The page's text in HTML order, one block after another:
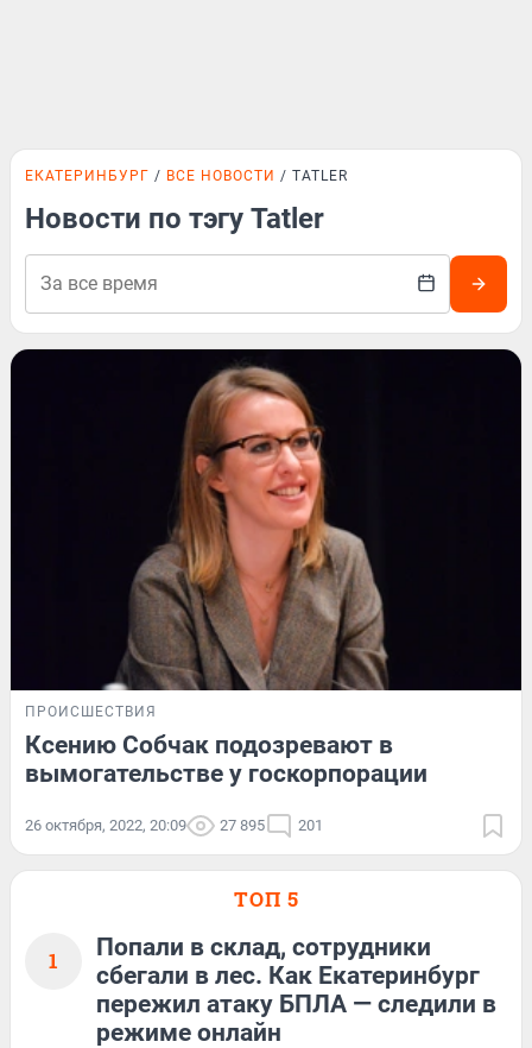
ЕКАТЕРИНБУРГ ВСЕ НОВОСТИ TATLER
Новости по тэгу Tatler
ПРОИСШЕСТВИЯ
Ксению Собчак подозревают в
вымогательстве у госкорпорации
26 октября, 2022, 20:09 27 895 201
ТОП 5
1
Попали в склад, сотрудники
сбегали в лес. Как Екатеринбург
пережил атаку БПЛА — следили в
режиме онлайн